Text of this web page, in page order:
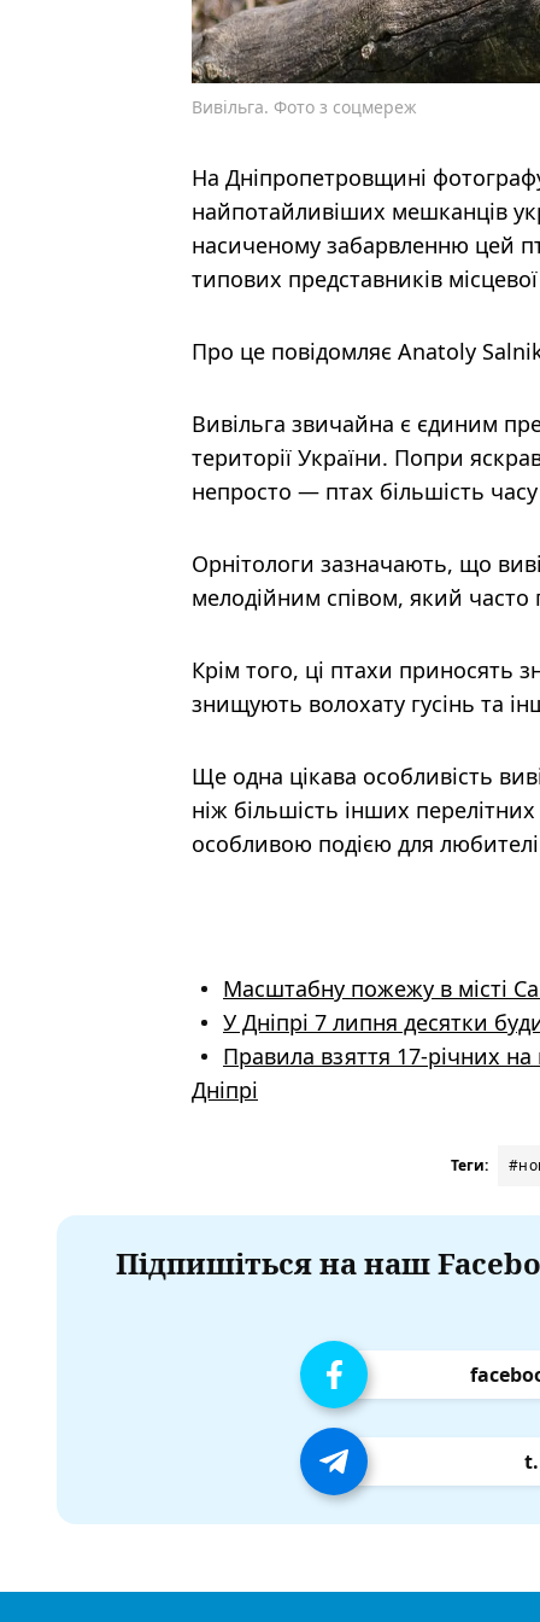
Вивільга. Фото з соцмереж
На Дніпропетровщині
найпотайливіших мешканців
насиченому забарвленню цей
типових представників
Про це повідомляє Anatoly
Вивільга звичайна є єдиним
території України. Попри
непросто — птах більшість
Орнітологи зазначають, що
мелодійним співом, який
Крім того, ці птахи приносять
знищують волохату гусінь та
Ще одна цікава особливість
ніж більшість інших
особливою подією для
Масштабну пожежу в місті
У Дніпрі 7 липня десятки
Правила взяття 17-річних
Дніпрі
Теги:
Підпишіться на наш